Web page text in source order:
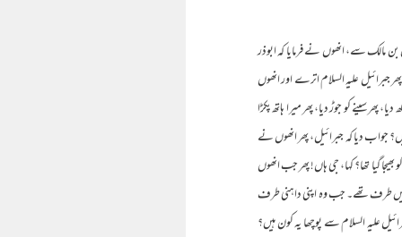
سے، انھوں نے فرمایا کہ ابوذر
علیہ السلام اترے اور انھوں
سینے کو جوڑ دیا، پھر میرا ہاتھ پکڑا
جواب دیا کہ جبرائیل، پھر انھوں نے
گیا تھا؟ کہا، جی ہاں! پھر جب انھوں
طرف تھے۔ جب وہ اپنی داہنی طرف
علیہ السلام سے پوچھا یہ کون ہیں؟